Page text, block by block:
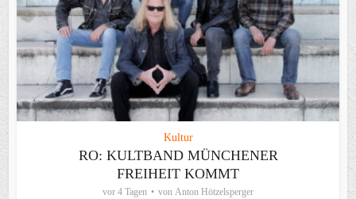
Kultur
RO: KULTBAND MÜNCHENER
FREIHEIT KOMMT
vor 4 Tagen von Anton Hötzelsperger